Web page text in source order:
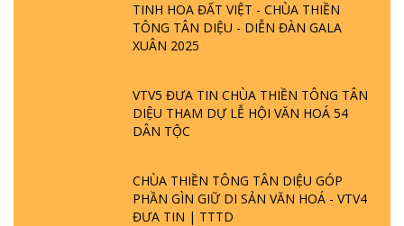
TINH HOA ĐẤT VIỆT - CHÙA THIỀN
TÔNG TÂN DIỆU - DIỄN ĐÀN GALA
XUÂN 2025
VTV5 ĐƯA TIN CHÙA THIỀN TÔNG TÂN
DIỆU THAM DỰ LỄ HỘI VĂN HOÁ 54
DÂN TỘC
CHÙA THIỀN TÔNG TÂN DIỆU GÓP
PHẦN GÌN GIỮ DI SẢN VĂN HOÁ - VTV4
ĐƯA TIN | TTTD